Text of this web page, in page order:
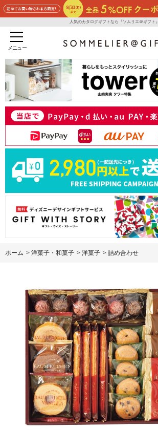
人気のカタログギフトなら『ソムリエ＠ギフト』
メニュー
ホーム > 洋菓子・和菓子 > 洋菓子 > 詰め合わせ